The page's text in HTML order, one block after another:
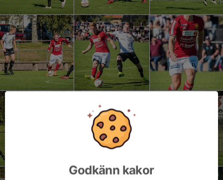
Godkänn kakor